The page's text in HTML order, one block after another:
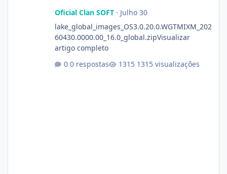
Oficial Clan SOFT· Julho 30
lake_global_images_OS3.0.20.0.WGTMIXM_202
60430.0000.00_16.0_global.zipVisualizar
artigo completo
0 respostas
1315 visualizações